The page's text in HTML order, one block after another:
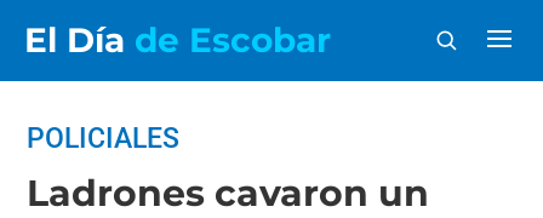
El Día de Escobar
POLICIALES
Ladrones cavaron un